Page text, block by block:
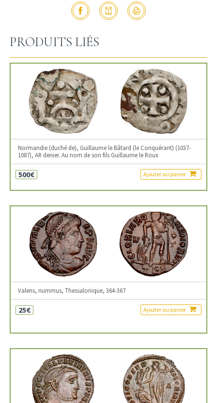
PRODUITS LIÉS
Normandie (duché de), Guillaume le Bâtard (le Conquérant) (1037-
1087), AR denier. Au nom de son fils Guillaume le Roux
500€ Ajouter au panier
Valens, nummus, Thessalonique, 364-367
25€ Ajouter au panier